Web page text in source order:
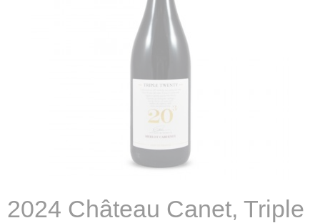
2024 Château Canet, Triple